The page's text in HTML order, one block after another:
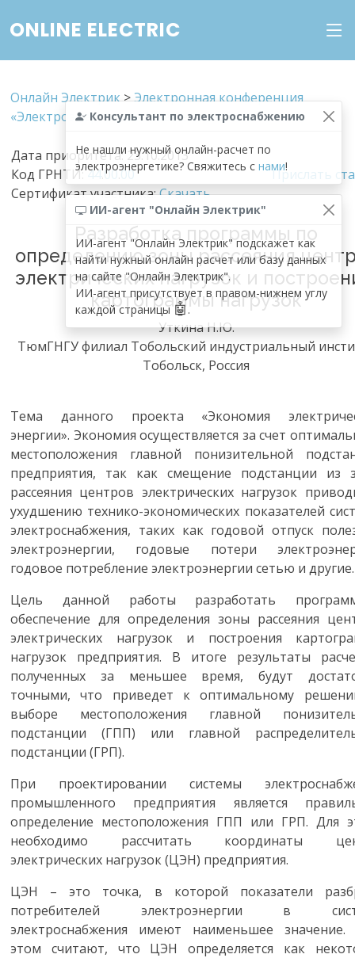
ONLINE ELECTRIC
Консультант по электроснабжению
Не нашли нужный онлайн-расчет по
электроэнергетике? Свяжитесь с нами!
ИИ-агент "Онлайн Электрик"
ИИ-агент "Онлайн Электрик" подскажет как
найти нужный онлайн расчет или базу данных
на сайте "Онлайн Электрик".
ИИ-агент присутствует в правом-нижнем углу
каждой страницы🤖.
Онлайн Электрик>Электронная конференция
«Электроэнергетика. Новые технологии»
Дата приоритета: 23.10.2013
Код ГРНТИ:44.00.00
Сертификат участника:Скачать
Прислать
Разработка программы по
определению зоны рассеяния
электрических нагрузок и
картограммы нагрузок
Уткина Н.Ю.
ТюмГНГУ филиал Тобольский индустриальный
Тобольск, Россия
Тема данного проекта «Экономия
энергии». Экономия осуществляется за счет
местоположения главной понизительной
предприятия, так как смещение подстанции из
рассеяния центров электрических нагрузок
ухудшению технико-экономических показателей
электроснабжения, таких как годовой отпуск
электроэнергии, годовые потери
годовое потребление электроэнергии сетью и другие.
Цель данной работы разработать
обеспечение для определения зоны рассеяния
электрических нагрузок и построения
нагрузок предприятия. В итоге результаты
полученных за меньшее время, будут
точными, что приведет к оптимальному
выборе местоположения главной
подстанции (ГПП) или главной
подстанции (ГРП).
При проектировании системы
промышленного предприятия является
определение местоположения ГПП или ГРП. Для
необходимо рассчитать координаты
электрических нагрузок (ЦЭН) предприятия.
ЦЭН – это точка, в которой показатели
потребителей электроэнергии в
электроснабжения имеют наименьшее
этом считают, что ЦЭН определяется как